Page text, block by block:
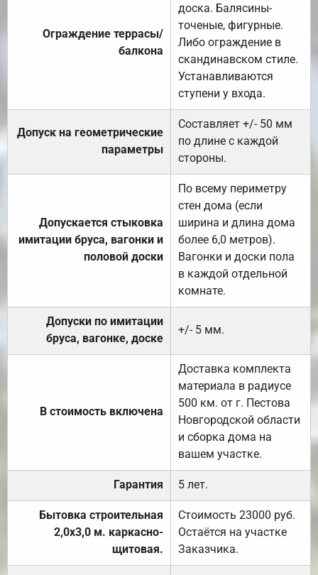
Ограждение террасы/
балкона
доска. Балясины-
точеные, фигурные.
Либо ограждение в
скандинавском стиле.
Устанавливаются
ступени у входа.
Допуск на геометрические
параметры
Составляет +/- 50 мм
по длине с каждой
стороны.
Допускается стыковка
имитации бруса, вагонки и
половой доски
По всему периметру
стен дома (если
ширина и длина дома
более 6,0 метров).
Вагонки и доски пола
в каждой отдельной
комнате.
Допуски по имитации
бруса, вагонке, доске
+/- 5 мм.
В стоимость включена
Доставка комплекта
материала в радиусе
500 км. от г. Пестова
Новгородской области
и сборка дома на
вашем участке.
Гарантия 5 лет.
Бытовка строительная
2,0х3,0 м. каркасно-
щитовая.
Стоимость 23000 руб.
Остаётся на участке
Заказчика.